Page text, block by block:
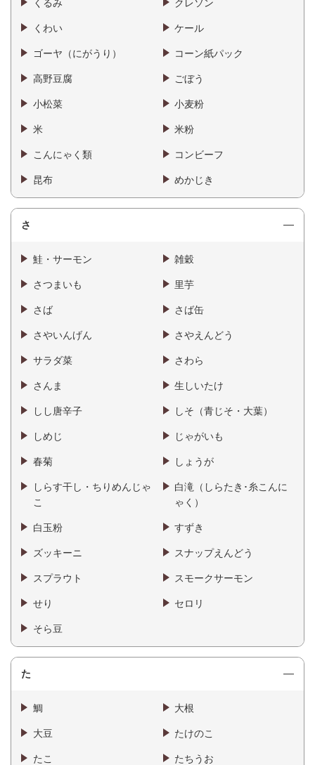
くるみ クレソン
くわい ケール
ゴーヤ（にがうり） コーン紙パック
高野豆腐 ごぼう
小松菜 小麦粉
米 米粉
こんにゃく類 コンビーフ
昆布 めかじき
さ
鮭・サーモン 雑穀
さつまいも 里芋
さば さば缶
さやいんげん さやえんどう
サラダ菜 さわら
さんま 生しいたけ
しし唐辛子 しそ（青じそ・大葉）
しめじ じゃがいも
春菊 しょうが
しらす干し・ちりめんじゃ
こ
白滝（しらたき･糸こんに
ゃく）
白玉粉 すずき
ズッキーニ スナップえんどう
スプラウト スモークサーモン
せり セロリ
そら豆
た
鯛 大根
大豆 たけのこ
たこ たちうお